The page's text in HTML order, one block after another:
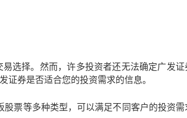
选择。然而，许多投资者还无法确定广发证
证券是否适合您的投资需求的信息。
票等多种类型，可以满足不同客户的投资需